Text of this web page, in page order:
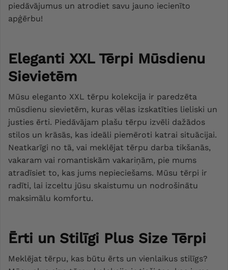
piedāvājumus un atrodiet savu jauno iecienīto
apģērbu!
Eleganti XXL Tērpi Mūsdienu
Sievietēm
Mūsu eleganto XXL tērpu kolekcija ir paredzēta
mūsdienu sievietēm, kuras vēlas izskatīties lieliski un
justies ērti. Piedāvājam plašu tērpu izvēli dažādos
stilos un krāsās, kas ideāli piemēroti katrai situācijai.
Neatkarīgi no tā, vai meklējat tērpu darba tikšanās,
vakaram vai romantiskām vakariņām, pie mums
atradīsiet to, kas jums nepieciešams. Mūsu tērpi ir
radīti, lai izceltu jūsu skaistumu un nodrošinātu
maksimālu komfortu.
Ērti un Stilīgi Plus Size Tērpi
Meklējat tērpu, kas būtu ērts un vienlaikus stilīgs?